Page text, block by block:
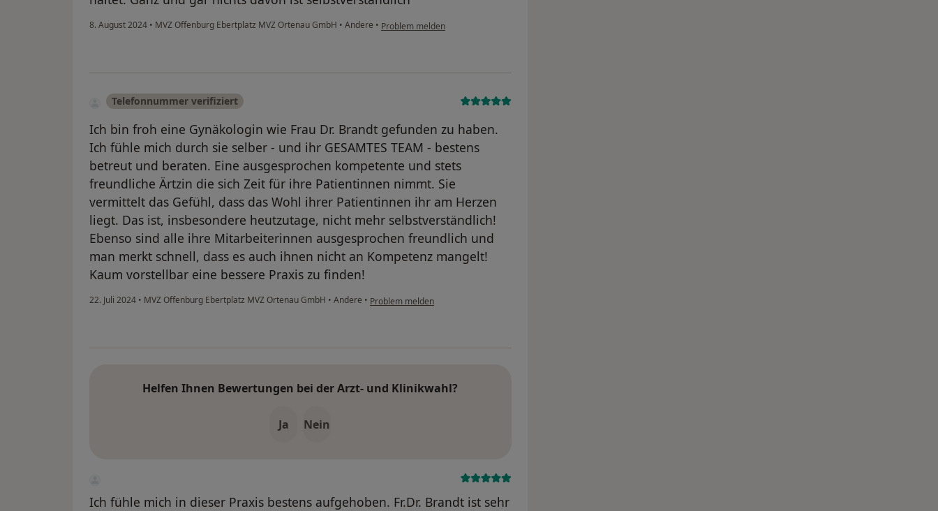
8. August 2024 • MVZ Offenburg Ebertplatz MVZ Ortenau GmbH • Andere • Problem melden
Telefonnummer verifiziert
Ich bin froh eine Gynäkologin wie Frau Dr. Brandt gefunden zu haben.
Ich fühle mich durch sie selber - und ihr GESAMTES TEAM - bestens
betreut und beraten. Eine ausgesprochen kompetente und stets
freundliche Ärtzin die sich Zeit für ihre Patientinnen nimmt. Sie
vermittelt das Gefühl, dass das Wohl ihrer Patientinnen ihr am Herzen
liegt. Das ist, insbesondere heutzutage, nicht mehr selbstverständlich!
Ebenso sind alle ihre Mitarbeiterinnen ausgesprochen freundlich und
man merkt schnell, dass es auch ihnen nicht an Kompetenz mangelt!
Kaum vorstellbar eine bessere Praxis zu finden!
22. Juli 2024 • MVZ Offenburg Ebertplatz MVZ Ortenau GmbH • Andere • Problem melden
Helfen Ihnen Bewertungen bei der Arzt- und Klinikwahl?
Ja Nein
Ich fühle mich in dieser Praxis bestens aufgehoben. Fr.Dr. Brandt ist sehr